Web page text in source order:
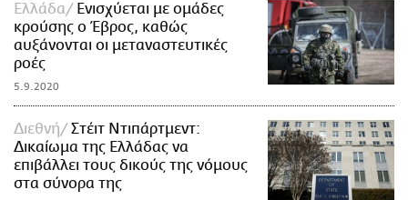
Ελλάδα
Ενισχύεται με ομάδες
κρούσης ο Έβρος, καθώς
αυξάνονται οι μεταναστευτικές
ροές
5.9.2020
Διεθνή
Στέιτ Ντιπάρτμεντ:
Δικαίωμα της Ελλάδας να
επιβάλλει τους δικούς της νόμους
στα σύνορα της